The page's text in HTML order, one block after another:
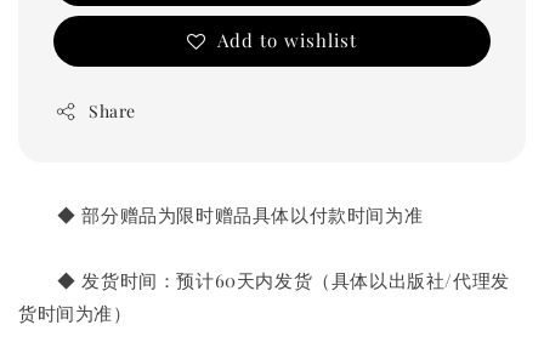
Add to wishlist
Share
◆ 部分赠品为限时赠品具体以付款时间为准
◆ 发货时间：预计60天内发货（具体以出版社/代理发
货时间为准）